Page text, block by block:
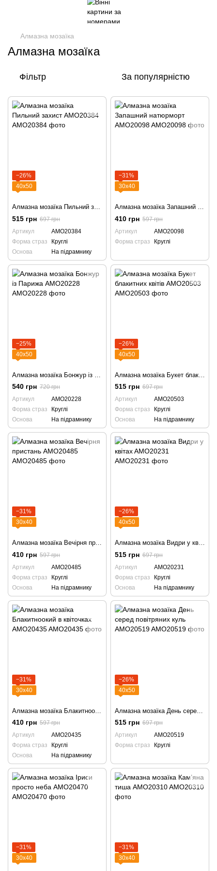
Алмазна мозаїка
Алмазна мозаїка
Фільтр За популярністю
−26%
40х50
Алмазна мозаїка Пильний заxист AMO20384
515 грн 697 грн
Артикул
AMO20384
Форма страз
Круглі
Основа
На підрамнику
−31%
30х40
Алмазна мозаїка Запашний натюрморт AMO20098
410 грн 597 грн
Артикул
AMO20098
Форма страз
Круглі
−25%
40х50
540 грн 720 грн
Артикул
AMO20228
Форма страз
Круглі
Основа
На підрамнику
−26%
40х50
515 грн 697 грн
Артикул
AMO20503
Форма страз
Круглі
Основа
На підрамнику
−31%
30х40
Алмазна мозаїка Вечірня пристань AMO20485
410 грн 597 грн
Артикул
AMO20485
Форма страз
Круглі
Основа
На підрамнику
−26%
40х50
Алмазна мозаїка Видри у квітаx AMO20231
515 грн 697 грн
Артикул
AMO20231
Форма страз
Круглі
Основа
На підрамнику
−31%
30х40
410 грн 597 грн
Артикул
AMO20435
Форма страз
Круглі
Основа
На підрамнику
−26%
40х50
515 грн 697 грн
Артикул
AMO20519
Форма страз
Круглі
−31%
30х40
−31%
30х40